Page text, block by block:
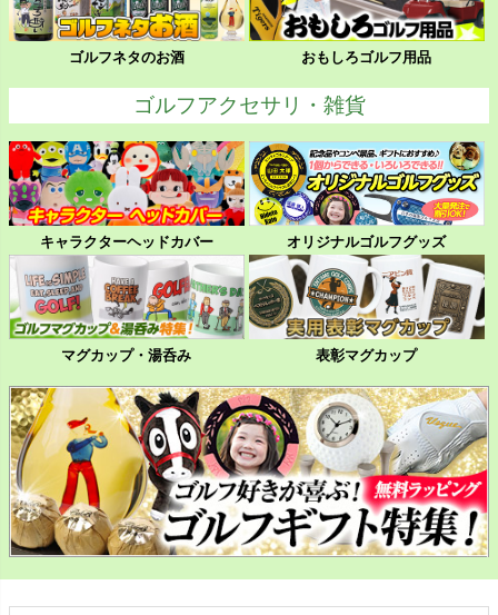
ゴルフネタのお酒 おもしろゴルフ用品
ゴルフアクセサリ・雑貨
キャラクターヘッドカバー オリジナルゴルフグッズ
マグカップ・湯呑み 表彰マグカップ